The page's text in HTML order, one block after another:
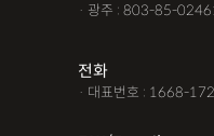
· 광주 : 803-85-
전화
· 대표번호 : 1668-